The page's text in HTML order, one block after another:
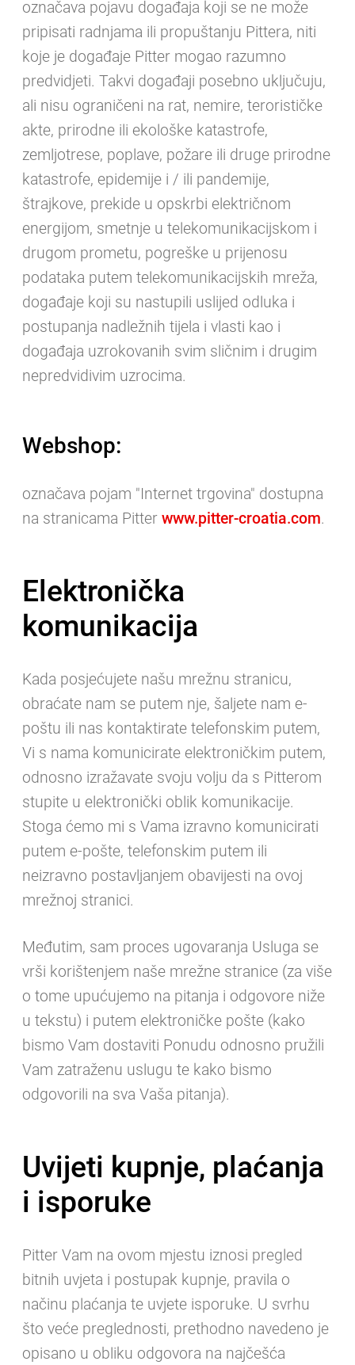
označava pojavu događaja koji se ne može
pripisati radnjama ili propuštanju Pittera, niti
koje je događaje Pitter mogao razumno
predvidjeti. Takvi događaji posebno uključuju,
ali nisu ograničeni na rat, nemire, terorističke
akte, prirodne ili ekološke katastrofe,
zemljotrese, poplave, požare ili druge prirodne
katastrofe, epidemije i / ili pandemije,
štrajkove, prekide u opskrbi električnom
energijom, smetnje u telekomunikacijskom i
drugom prometu, pogreške u prijenosu
podataka putem telekomunikacijskih mreža,
događaje koji su nastupili uslijed odluka i
postupanja nadležnih tijela i vlasti kao i
događaja uzrokovanih svim sličnim i drugim
nepredvidivim uzrocima.
Webshop:
označava pojam "Internet trgovina" dostupna
na stranicama Pitterwww.pitter-croatia.com.
Elektronička
komunikacija
Kada posjećujete našu mrežnu stranicu,
obraćate nam se putem nje, šaljete nam e-
poštu ili nas kontaktirate telefonskim putem,
Vi s nama komunicirate elektroničkim putem,
odnosno izražavate svoju volju da s Pitterom
stupite u elektronički oblik komunikacije.
Stoga ćemo mi s Vama izravno komunicirati
putem e-pošte, telefonskim putem ili
neizravno postavljanjem obavijesti na ovoj
mrežnoj stranici.
Međutim, sam proces ugovaranja Usluga se
vrši korištenjem naše mrežne stranice (za više
o tome upućujemo na pitanja i odgovore niže
u tekstu) i putem elektroničke pošte (kako
bismo Vam dostaviti Ponudu odnosno pružili
Vam zatraženu uslugu te kako bismo
odgovorili na sva Vaša pitanja).
Uvijeti kupnje, plaćanja
i isporuke
Pitter Vam na ovom mjestu iznosi pregled
bitnih uvjeta i postupak kupnje, pravila o
načinu plaćanja te uvjete isporuke. U svrhu
što veće preglednosti, prethodno navedeno je
opisano u obliku odgovora na najčešća